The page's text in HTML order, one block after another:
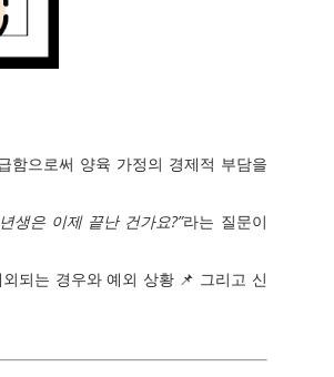
함으로써 양육 가정의 경제적 부담을
생은 이제 끝난 건가요?”라는 질문이
되는 경우와 예외 상황 📌 그리고 신